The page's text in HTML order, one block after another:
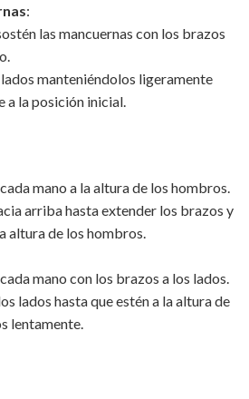
:
las mancuernas con los brazos
manteniéndolos ligeramente
a la posición inicial.
mano a la altura de los hombros.
arriba hasta extender los brazos y
altura de los hombros.
mano con los brazos a los lados.
lados hasta que estén a la altura de
lentamente.